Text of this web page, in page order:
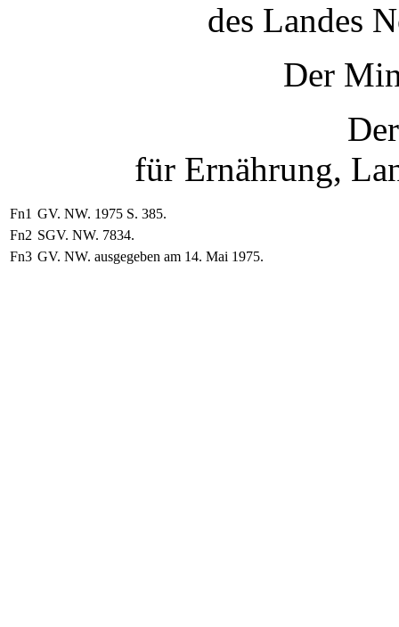
des Landes
Der
für Ernährung,
Fn1 GV. NW. 1975 S. 385.
Fn2 SGV. NW. 7834.
Fn3 GV. NW. ausgegeben am 14. Mai 1975.